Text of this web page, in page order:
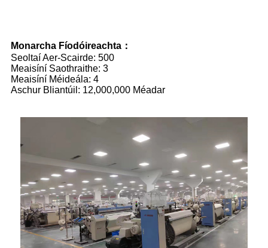
Monarcha Fíodóireachta ：
Seoltaí Aer-Scairde: 500
Meaisíní Saothraithe: 3
Meaisíní Méideála: 4
Aschur Bliantúil: 12,000,000 Méadar